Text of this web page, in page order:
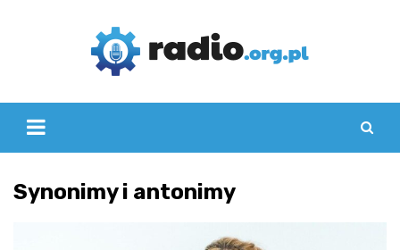
Synonimy i antonimy